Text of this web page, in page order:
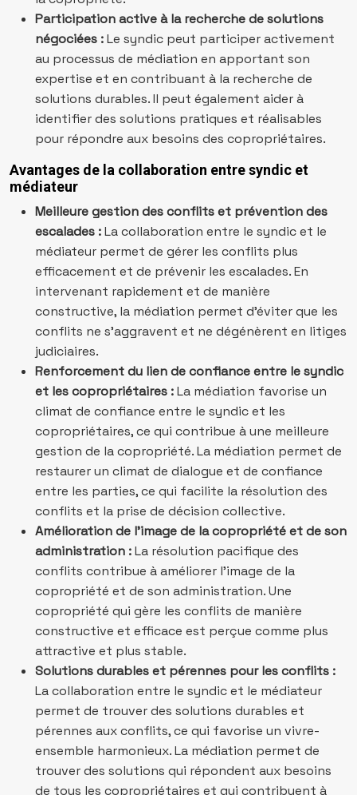
Participation active à la recherche de solutions
négociées :Le syndic peut participer activement
au processus de médiation en apportant son
expertise et en contribuant à la recherche de
solutions durables. Il peut également aider à
identifier des solutions pratiques et réalisables
pour répondre aux besoins des copropriétaires.
Avantages de la collaboration entre syndic et
médiateur
Meilleure gestion des conflits et prévention des
escalades :La collaboration entre le syndic et le
médiateur permet de gérer les conflits plus
efficacement et de prévenir les escalades. En
intervenant rapidement et de manière
constructive, la médiation permet d’éviter que les
conflits ne s’aggravent et ne dégénèrent en litiges
judiciaires.
Renforcement du lien de confiance entre le syndic
et les copropriétaires :La médiation favorise un
climat de confiance entre le syndic et les
copropriétaires, ce qui contribue à une meilleure
gestion de la copropriété. La médiation permet de
restaurer un climat de dialogue et de confiance
entre les parties, ce qui facilite la résolution des
conflits et la prise de décision collective.
Amélioration de l’image de la copropriété et de son
administration :La résolution pacifique des
conflits contribue à améliorer l’image de la
copropriété et de son administration. Une
copropriété qui gère les conflits de manière
constructive et efficace est perçue comme plus
attractive et plus stable.
Solutions durables et pérennes pour les conflits :
La collaboration entre le syndic et le médiateur
permet de trouver des solutions durables et
pérennes aux conflits, ce qui favorise un vivre-
ensemble harmonieux. La médiation permet de
trouver des solutions qui répondent aux besoins
de tous les copropriétaires et qui contribuent à